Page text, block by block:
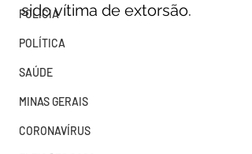
POLÍCIA
POLÍTICA
SAÚDE
MINAS GERAIS
CORONAVÍRUS
sido vítima de extorsão.